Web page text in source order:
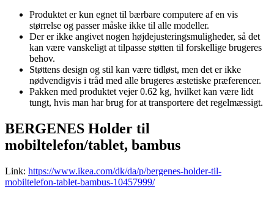
Produktet er kun egnet til bærbare computere af en vis
størrelse og passer måske ikke til alle modeller.
Der er ikke angivet nogen højdejusteringsmuligheder, så det
kan være vanskeligt at tilpasse støtten til forskellige brugeres
behov.
Støttens design og stil kan være tidløst, men det er ikke
nødvendigvis i tråd med alle brugeres æstetiske præferencer.
Pakken med produktet vejer 0.62 kg, hvilket kan være lidt
tungt, hvis man har brug for at transportere det regelmæssigt.
BERGENES Holder til
mobiltelefon/tablet, bambus
Link: https://www.ikea.com/dk/da/p/bergenes-holder-til-
mobiltelefon-tablet-bambus-10457999/